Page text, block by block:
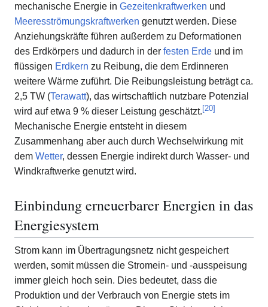
mechanische Energie in Gezeitenkraftwerken und
Meeresströmungskraftwerken genutzt werden. Diese
Anziehungskräfte führen außerdem zu Deformationen
des Erdkörpers und dadurch in der festen Erde und im
flüssigen Erdkern zu Reibung, die dem Erdinneren
weitere Wärme zuführt. Die Reibungsleistung beträgt ca.
2,5 TW (Terawatt), das wirtschaftlich nutzbare Potenzial
wird auf etwa 9 % dieser Leistung geschätzt.[20]
Mechanische Energie entsteht in diesem
Zusammenhang aber auch durch Wechselwirkung mit
dem Wetter, dessen Energie indirekt durch Wasser- und
Windkraftwerke genutzt wird.
Einbindung erneuerbarer Energien in das
Energiesystem
Strom kann im Übertragungsnetz nicht gespeichert
werden, somit müssen die Stromein- und -ausspeisung
immer gleich hoch sein. Dies bedeutet, dass die
Produktion und der Verbrauch von Energie stets im